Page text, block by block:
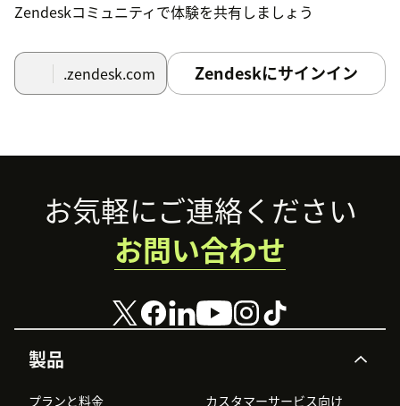
Zendeskコミュニティで体験を共有しましょう
.zendesk.com Zendeskにサインイン
Footer
製品
プランと料金
カスタマーサービス向け
お気軽にご連絡ください
お問い合わせ